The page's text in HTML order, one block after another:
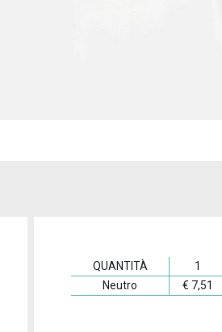
QUANTITÀ 1
Neutro
€ 7,51